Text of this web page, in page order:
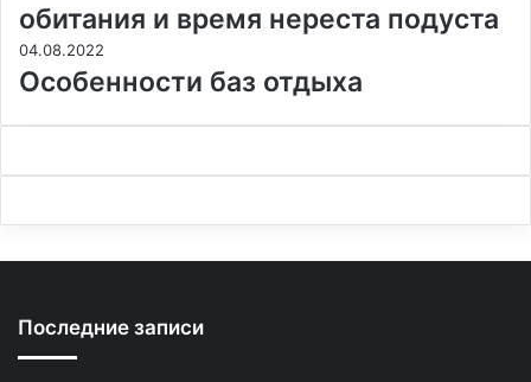
обитания и время нереста подуста
04.08.2022
Особенности баз отдыха
Последние записи